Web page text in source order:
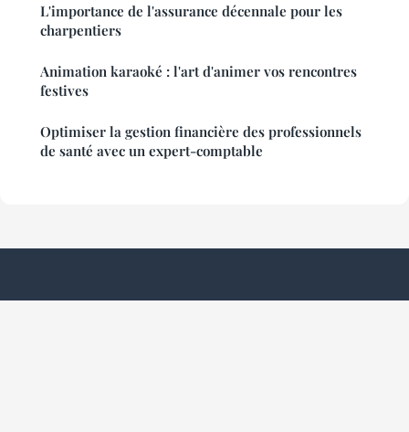
L'importance de l'assurance décennale pour les
charpentiers
Animation karaoké : l'art d'animer vos rencontres
festives
Optimiser la gestion financière des professionnels
de santé avec un expert-comptable
Cordialite Verite